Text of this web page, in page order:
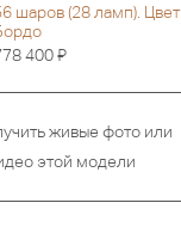
шаров (28 ламп). Цвет
400Я
живые фото или
этой модели